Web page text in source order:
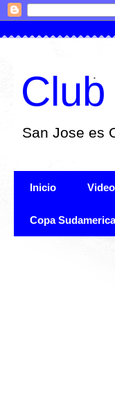
San Jose es
Inicio
Copa